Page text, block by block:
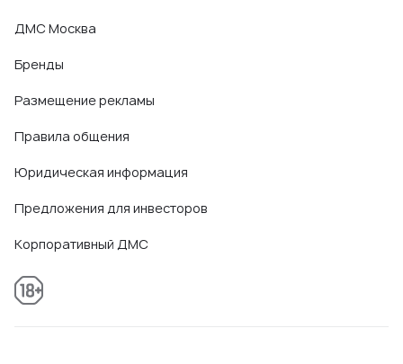
ДМС Москва
Бренды
Размещение рекламы
Правила общения
Юридическая информация
Предложения для инвесторов
Корпоративный ДМС